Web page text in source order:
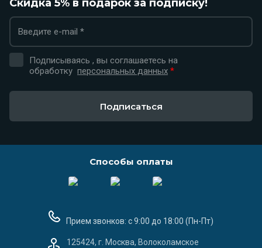
Скидка 5% в подарок за подписку!
Подписываясь , вы соглашаетесь на
обработку персональных данных *
Подписаться
Способы оплаты
Прием звонков: с 9:00 до 18:00 (Пн-Пт)
125424, г. Москва, Волоколамское